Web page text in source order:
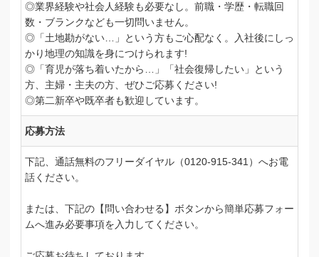
◎業界経験や社会人経験も必要なし。前職・学歴・転職回
数・ブランクなども一切問いません。
◎「土地勘がない…」という方もご心配なく。入社後にしっ
かり地理の知識を身につけられます!
◎「育児が落ち着いたから…」「社会復帰したい」という
方、主婦・主夫の方、ぜひご応募ください!
◎第二新卒や既卒者も歓迎しています。
応募方法
下記、通話無料のフリーダイヤル（0120-915-341）へお電
話ください。
または、下記の【問い合わせる】ボタンから簡単応募フォー
ムへ進み必要事項を入力してください。